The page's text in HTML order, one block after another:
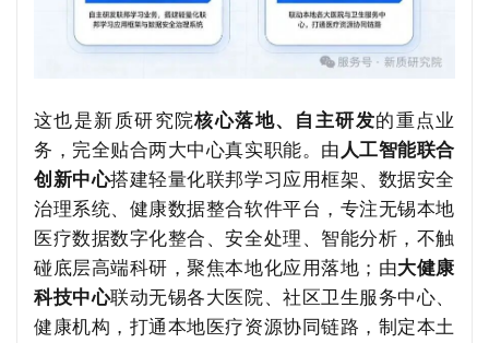
这也是新质研究院核心落地、自主研发的重点业
务，完全贴合两大中心真实职能。由人工智能联合
创新中心搭建轻量化联邦学习应用框架、数据安全
治理系统、健康数据整合软件平台，专注无锡本地
医疗数据数字化整合、安全处理、智能分析，不触
碰底层高端科研，聚焦本地化应用落地；由大健康
科技中心联动无锡各大医院、社区卫生服务中心、
健康机构，打通本地医疗资源协同链路，制定本土